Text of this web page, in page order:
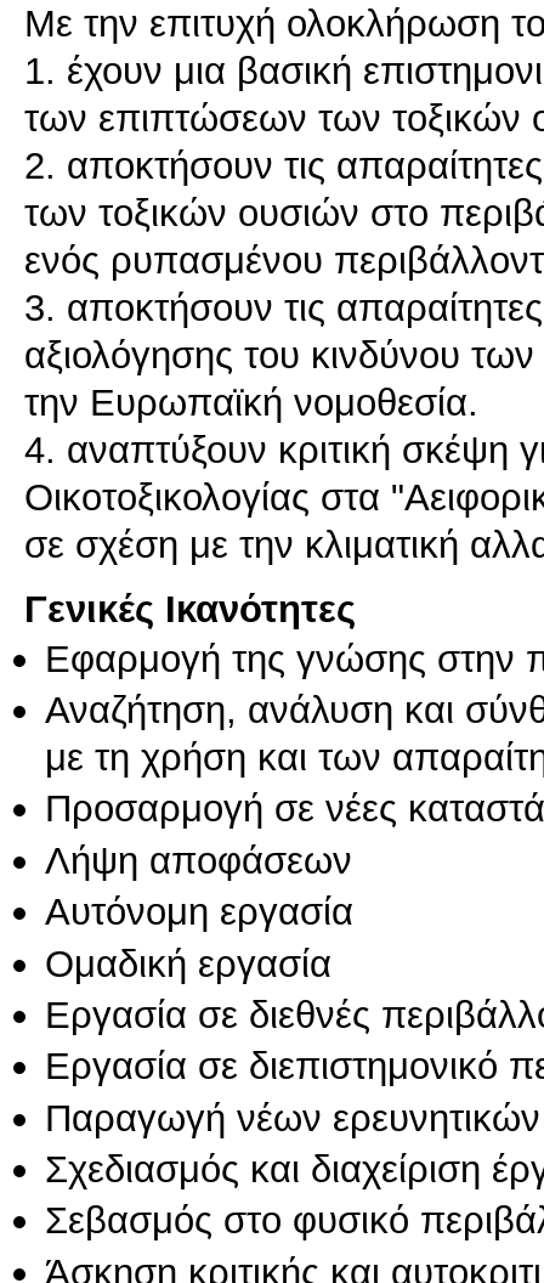
Με την επιτυχή ολοκλήρωση
1. έχουν μια βασική
των επιπτώσεων των τοξικών
2. αποκτήσουν τις
των τοξικών ουσιών στο
ενός ρυπασμένου
3. αποκτήσουν τις
αξιολόγησης του κινδύνου
την Ευρωπαϊκή νομοθεσία.
4. αναπτύξουν κριτική σκέψη
Οικοτοξικολογίας στα
σε σχέση με την κλιματική
Γενικές Ικανότητες
Εφαρμογή της γνώσης στην
Αναζήτηση, ανάλυση και
με τη χρήση και των
Προσαρμογή σε νέες
Λήψη αποφάσεων
Αυτόνομη εργασία
Ομαδική εργασία
Εργασία σε διεθνές
Εργασία σε διεπιστημονικό
Παραγωγή νέων
Σχεδιασμός και διαχείριση
Σεβασμός στο φυσικό
Άσκηση κριτικής και